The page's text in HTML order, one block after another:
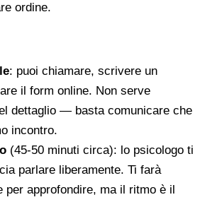
ordine.
: puoi chiamare, scrivere un
il form online. Non serve
dettaglio — basta comunicare che
incontro.
(45-50 minuti circa): lo psicologo ti
parlare liberamente. Ti farà
per approfondire, ma il ritmo è il